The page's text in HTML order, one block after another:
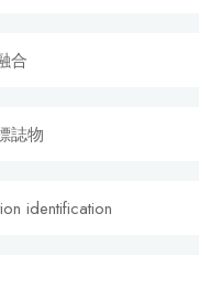
合
誌物
identification